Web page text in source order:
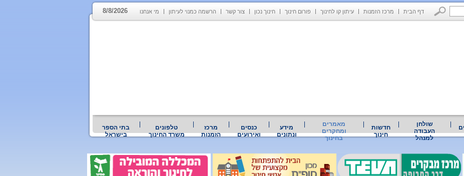
דף הבית מרכז הזמנות עיתון קו לחינוך פורום חינוך חינוך נכון צור קשר הרשמה כמנוי לעיתון מי אנחנו 8/8/2026
שולחן
העבודה
למנהל
חדשות
חינוך
מאמרים
ומחקרים
בחינוך
מידע
ונתונים
כנסים
ואירועים
מרכז
הזמנות
טלפונים
משרד החינוך
בתי הספר
בישראל